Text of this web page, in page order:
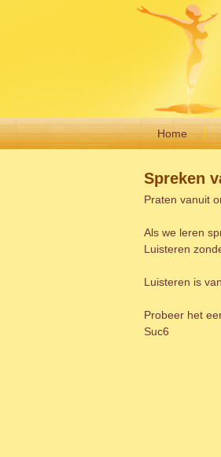
Home
Spreken
Praten vanuit
Als we leren
Luisteren
Luisteren is
Probeer het
Suc6